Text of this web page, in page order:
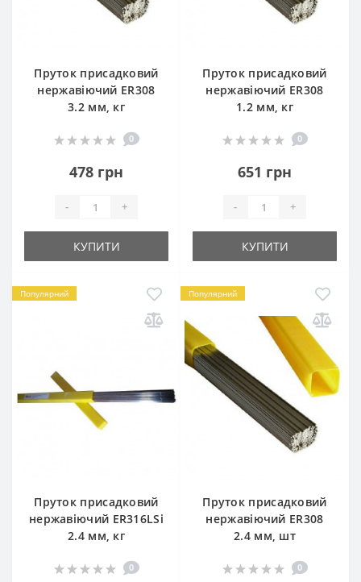
Пруток присадковий
нержавіючий ER308
3.2 мм, кг
0
478 грн
- +
КУПИТИ
Пруток присадковий
нержавіючий ER308
1.2 мм, кг
0
651 грн
- +
КУПИТИ
Популярний
Пруток присадковий
нержавіючий ER316LSi
2.4 мм, кг
0
Популярний
Пруток присадковий
нержавіючий ER308
2.4 мм, шт
0